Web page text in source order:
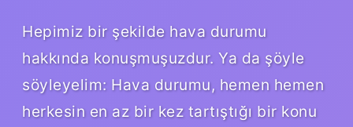
Hepimiz bir şekilde hava durumu
hakkında konuşmuşuzdur. Ya da şöyle
söyleyelim: Hava durumu, hemen hemen
herkesin en az bir kez tartıştığı bir konu